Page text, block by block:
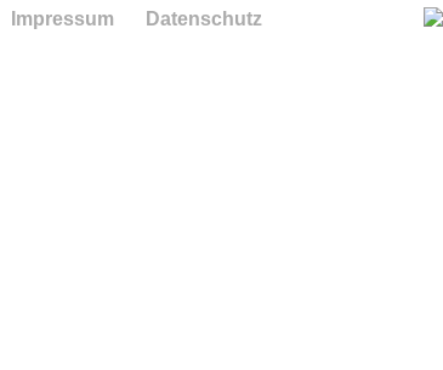
Impressum Datenschutz